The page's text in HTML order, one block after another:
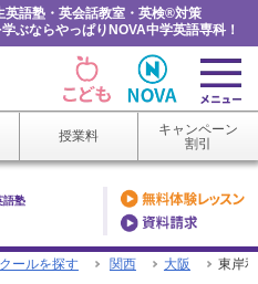
語塾・英会話教室・英検®対策
ぶならやっぱりNOVA中学英語専科！
授業料
キャンペーン
割引
語塾
ールを探す 関西 大阪 東岸